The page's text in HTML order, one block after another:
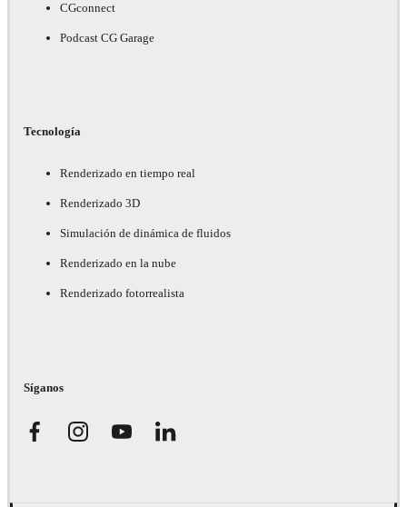
CGconnect
Podcast CG Garage
Tecnología
Renderizado en tiempo real
Renderizado 3D
Simulación de dinámica de fluidos
Renderizado en la nube
Renderizado fotorrealista
Síganos